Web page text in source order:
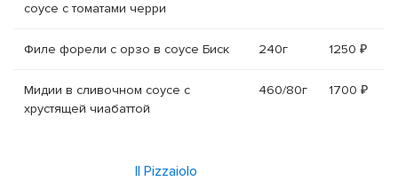
соусе с томатами черри
Филе форели с орзо в соусе Биск 240г 1250 ₽
Мидии в сливочном соусе с
хрустящей чиабаттой
460/80г 1700 ₽
Il Pizzaiolo